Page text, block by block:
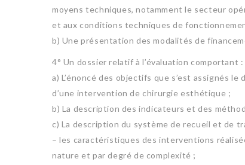
moyens techniques, notamment le secteur
et aux conditions techniques de
b) Une présentation des modalités de
4° Un dossier relatif à l’évaluation comportant :
a) L’énoncé des objectifs que s’est assignés
d’une intervention de chirurgie esthétique ;
b) La description des indicateurs et des
c) La description du système de recueil et de
– les caractéristiques des interventions
nature et par degré de complexité ;